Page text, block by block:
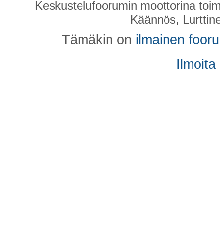
Keskustelufoorumin moottorina
Käännös,
Tämäkin on ilmainen